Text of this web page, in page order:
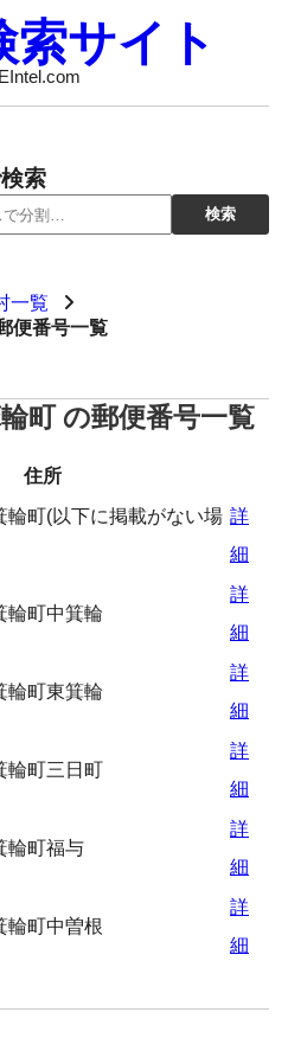
索サイト
索
一覧
便番号一覧
町 の郵便番号一覧
住所
輪町(以下に掲載がない場 詳
細
輪町中箕輪
詳
細
輪町東箕輪
詳
細
輪町三日町
詳
細
輪町福与
詳
細
輪町中曽根
詳
細